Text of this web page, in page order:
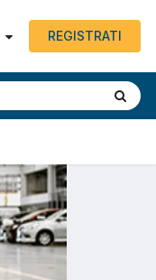
REGISTRATI